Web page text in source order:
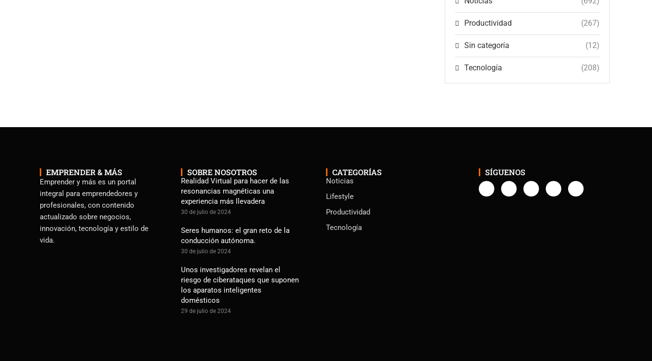
Productividad (267)
Sin categoría (12)
Tecnología (208)
EMPRENDER & MÁS
Emprender y más es un portal
integral para emprendedores y
profesionales, con contenido
actualizado sobre negocios,
innovación, tecnología y estilo de
vida.
SOBRE NOSOTROS
Realidad Virtual para hacer de las
resonancias magnéticas una
experiencia más llevadera
30 de julio de 2024
Seres humanos: el gran reto de la
conducción autónoma.
30 de julio de 2024
Unos investigadores revelan el
riesgo de ciberataques que suponen
los aparatos inteligentes
domésticos
29 de julio de 2024
CATEGORÍAS
Noticias
Lifestyle
Productividad
Tecnología
SÍGUENOS